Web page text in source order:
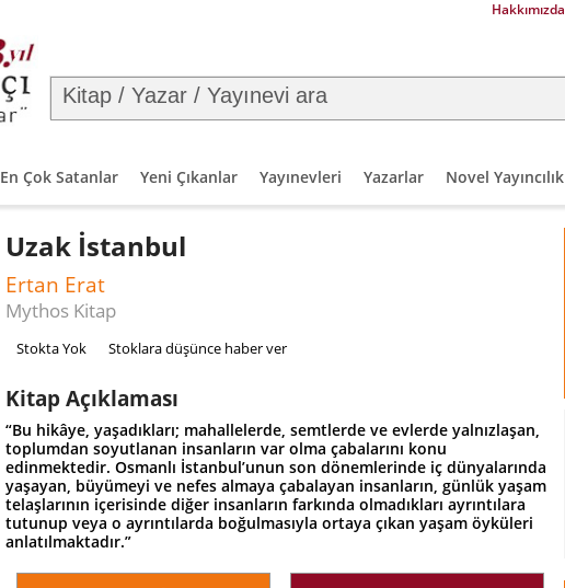
Hakkımızda
En Çok Satanlar Yeni Çıkanlar Yayınevleri Yazarlar Novel Yayıncılık
Uzak İstanbul
Ertan Erat
Mythos Kitap
Stokta Yok Stoklara düşünce haber ver
Kitap Açıklaması
“Bu hikâye, yaşadıkları; mahallelerde, semtlerde ve evlerde yalnızlaşan,
toplumdan soyutlanan insanların var olma çabalarını konu
edinmektedir. Osmanlı İstanbul’unun son dönemlerinde iç dünyalarında
yaşayan, büyümeyi ve nefes almaya çabalayan insanların, günlük yaşam
telaşlarının içerisinde diğer insanların farkında olmadıkları ayrıntılara
tutunup veya o ayrıntılarda boğulmasıyla ortaya çıkan yaşam öyküleri
anlatılmaktadır.”